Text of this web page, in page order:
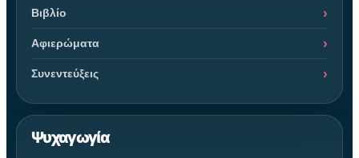
Βιβλίο
Αφιερώματα
Συνεντεύξεις
Ψυχαγωγία